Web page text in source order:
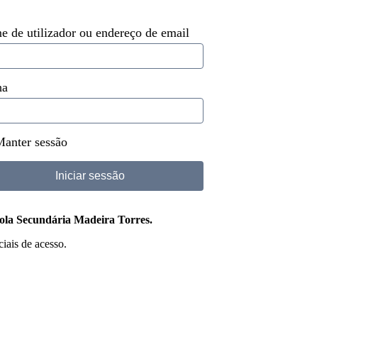
de utilizador ou endereço de email
sessão
Secundária Madeira Torres.
de acesso.